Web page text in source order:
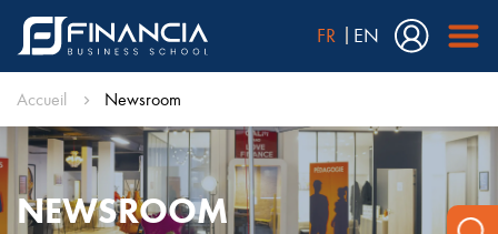
FR EN
Accueil Newsroom
NEWSROOM